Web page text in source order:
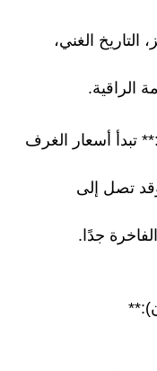
التاريخ الغني،
الراقية.
* **تقدير الأسعار لعام 2025:** تبدأ أسعار الغرف
لليلة وقد تصل إلى